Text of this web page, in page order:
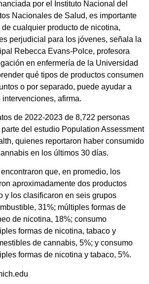
por el Instituto Nacional del
Nacionales de Salud, es importante
cualquier producto de nicotina,
perjudicial para los jóvenes, señala la
Rebecca Evans-Polce, profesora
en enfermería de la Universidad
qué tipos de productos consumen
o por separado, puede ayudar a
afirma.
de 2022-2023 de 8,722 personas
del estudio Population Assessment
quienes reportaron haber consumido
en los últimos 30 días.
que, en promedio, los
aproximadamente dos productos
y los clasificaron en seis grupos
31%; múltiples formas de
de nicotina, 18%; consumo
formas de nicotina, tabaco y
de cannabis, 5%; y consumo
formas de nicotina y tabaco, 5%.